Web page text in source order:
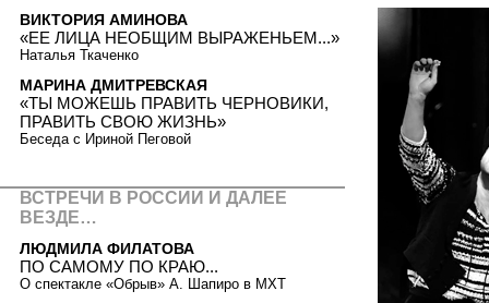
ВИКТОРИЯ АМИНОВА
«ЕЕ ЛИЦА НЕОБЩИМ ВЫРАЖЕНЬЕМ...»
Наталья Ткаченко
МАРИНА ДМИТРЕВСКАЯ
«ТЫ МОЖЕШЬ ПРАВИТЬ ЧЕРНОВИКИ,
ПРАВИТЬ СВОЮ ЖИЗНЬ»
Беседа с Ириной Пеговой
ВСТРЕЧИ В РОССИИ И ДАЛЕЕ
ВЕЗДЕ…
ЛЮДМИЛА ФИЛАТОВА
ПО САМОМУ ПО КРАЮ...
О спектакле «Обрыв» А. Шапиро в МХТ